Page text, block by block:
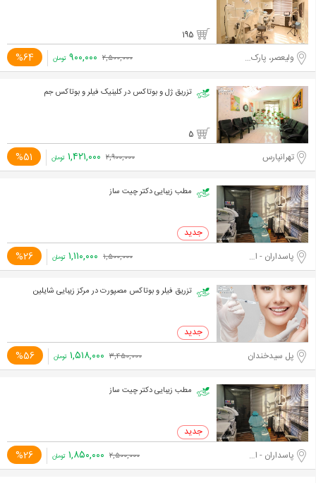
195
ولیعصر، پارک ساعی %64 ۲,۵۰۰,۰۰۰ ۹۰۰,۰۰۰ تومان
تزریق ژل و بوتاکس در کلینیک فیلر و بوتاکس جم
5
تهرانپارس %51 ۲,۹۰۰,۰۰۰ ۱,۴۲۱,۰۰۰ تومان
مطب زیبایی دکتر چیت ساز
پاسداران - اختیاریه جنوبی %26 ۱,۵۰۰,۰۰۰ ۱,۱۱۰,۰۰۰ تومان
تزریق فیلر و بوتاکس مصپورت در مرکز زیبایی شایلین
پل سیدخندان %56 ۳,۴۵۰,۰۰۰ ۱,۵۱۸,۰۰۰ تومان
مطب زیبایی دکتر چیت ساز
پاسداران - اختیاریه جنوبی %26 ۲,۵۰۰,۰۰۰ ۱,۸۵۰,۰۰۰ تومان